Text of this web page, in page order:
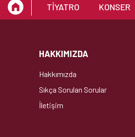
TİYATRO KONSER
HAKKIMIZDA
Hakkımızda
Sıkça Sorulan Sorular
İletişim